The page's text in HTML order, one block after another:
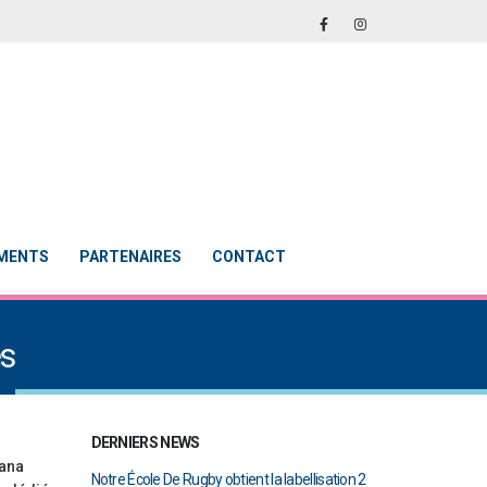
PARTENAIRES CONTACT
DERNIERS NEWS
finale de
Notre École De Rugby obtient la labellisation 2